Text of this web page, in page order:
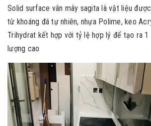
Solid surface vân mây sagita là vật liệu
từ khoáng đá tự nhiên, nhựa Polime, keo
Trihydrat kết hợp với tỷ lệ hợp lý để tạo ra
lượng cao